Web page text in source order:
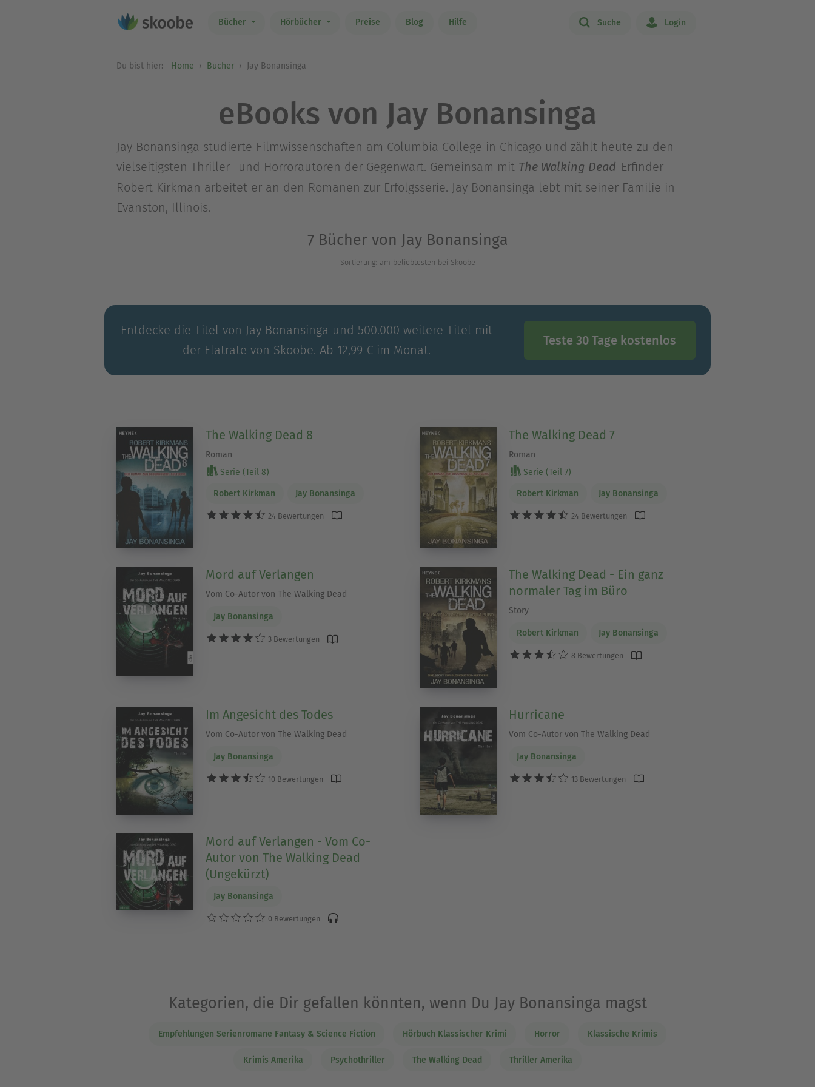
Bücher Hörbücher Preise Blog Hilfe Suche Login
Du bist hier: Home Bücher Jay Bonansinga
eBooks von Jay Bonansinga
Jay Bonansinga studierte Filmwissenschaften am Columbia College in Chicago und zählt heute zu den
vielseitigsten Thriller- und Horrorautoren der Gegenwart. Gemeinsam mit The Walking Dead-Erfinder
Robert Kirkman arbeitet er an den Romanen zur Erfolgsserie. Jay Bonansinga lebt mit seiner Familie in
Evanston, Illinois.
7 Bücher von Jay Bonansinga
Sortierung: am beliebtesten bei Skoobe
Entdecke die Titel von Jay Bonansinga und 500.000 weitere Titel mit
der Flatrate von Skoobe. Ab 12,99 € im Monat.
Teste 30 Tage kostenlos
The Walking Dead 8
Roman
Serie (Teil 8)
Robert Kirkman Jay Bonansinga
24 Bewertungen
The Walking Dead 7
Roman
Serie (Teil 7)
Robert Kirkman Jay Bonansinga
24 Bewertungen
Mord auf Verlangen
Vom Co-Autor von The Walking Dead
Jay Bonansinga
3 Bewertungen
The Walking Dead - Ein ganz
normaler Tag im Büro
Story
Robert Kirkman Jay Bonansinga
8 Bewertungen
Im Angesicht des Todes
Vom Co-Autor von The Walking Dead
Jay Bonansinga
10 Bewertungen
Hurricane
Vom Co-Autor von The Walking Dead
Jay Bonansinga
13 Bewertungen
Mord auf Verlangen - Vom Co-
Autor von The Walking Dead
(Ungekürzt)
Jay Bonansinga
0 Bewertungen
Kategorien, die Dir gefallen könnten, wenn Du Jay Bonansinga magst
Empfehlungen Serienromane Fantasy & Science Fiction Hörbuch Klassischer Krimi Horror Klassische Krimis
Krimis Amerika Psychothriller The Walking Dead Thriller Amerika